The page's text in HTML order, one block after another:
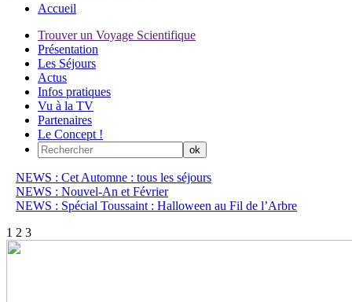
Accueil
Trouver un Voyage Scientifique
Présentation
Les Séjours
Actus
Infos pratiques
Vu à la TV
Partenaires
Le Concept !
NEWS : Cet Automne : tous les séjours
NEWS : Nouvel-An et Février
NEWS : Spécial Toussaint : Halloween au Fil de l’Arbre
1 2 3